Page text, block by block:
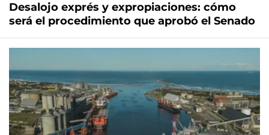
Desalojo exprés y expropiaciones: cómo
será el procedimiento que aprobó el Senado